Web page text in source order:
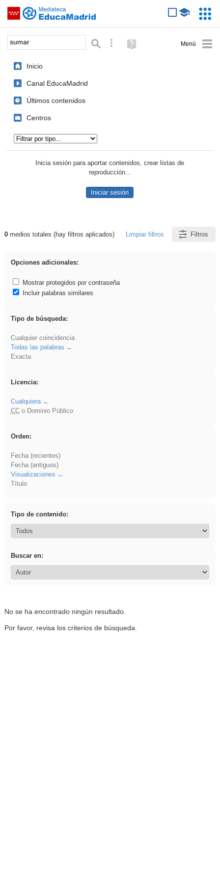
Saltar navegación
Palabra o frase: Búsqueda avanzada
Ayuda
(en
Inicio
Canal EducaMadrid
Últimos contenidos
Centros
Inicia sesión para aportar contenidos, crear listas de
reproducción...
Iniciar sesión
Resultados de: sumar
0medios totales (hay filtros aplicados) Limpiar filtros Filtros
Opciones adicionales:
Mostrar protegidos por contraseña
Incluir palabras similares
Tipo de búsqueda:
Cualquier coincidencia
Todas las palabras
Exacta
Licencia:
Cualquiera
CCo Dominio Público
Orden:
Fecha (recientes)
Fecha (antiguos)
Visualizaciones
Título
Tipo de contenido:
Buscar en:
No se ha encontrado ningún resultado.
Por favor, revisa los criterios de búsqueda.